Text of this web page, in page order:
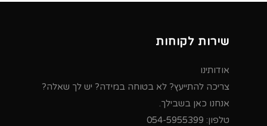
שירות לקוחות
אודותינו
צריכה להתייעץ? לא בטוחה במידה? יש לך שאלה?
אנחנו כאן בשבילך.
טלפון: 054-5955399